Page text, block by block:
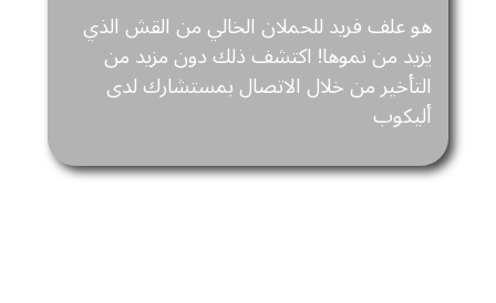
هو علف فريد للحملان الخالي من القش الذي
يزيد من نموها! اكتشف ذلك دون مزيد من
التأخير من خلال الاتصال بمستشارك لدى
أليكوب